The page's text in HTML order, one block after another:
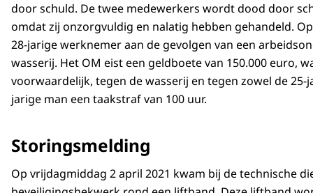
door schuld. De twee medewerkers wordt dood door
omdat zij onzorgvuldig en nalatig hebben gehandeld.
28-jarige werknemer aan de gevolgen van een
wasserij. Het OM eist een geldboete van 150.000 euro,
voorwaardelijk, tegen de wasserij en tegen zowel de 25-
jarige man een taakstraf van 100 uur.
Storingsmelding
Op vrijdagmiddag 2 april 2021 kwam bij de technische